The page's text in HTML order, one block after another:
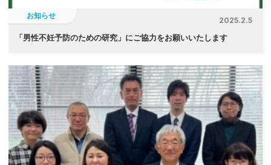
お知らせ
2025.2.5
「 男性不妊予防のための研究」にご協力をお願いいたします